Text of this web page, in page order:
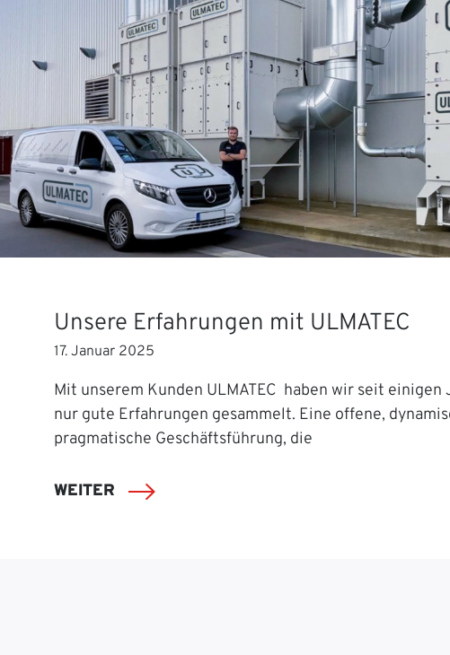
Unsere Erfahrungen mit ULMATEC
17. Januar 2025
Mit unserem Kunden ULMATEC haben wir seit einigen
nur gute Erfahrungen gesammelt. Eine offene,
pragmatische Geschäftsführung, die
WEITER